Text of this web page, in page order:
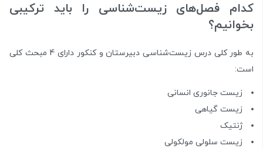
کدام فصل‌های زیست‌شناسی را باید ترکیبی
بخوانیم؟
به طور کلی درس زیست‌شناسی دبیرستان و کنکور دارای 4 مبحث کلی
است:
زیست جانوری انسانی
زیست گیاهی
ژنتیک
زیست سلولی مولکولی